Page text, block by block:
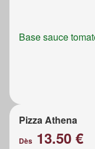
Base sauce
Pizza Athena
Dès 13.50 €